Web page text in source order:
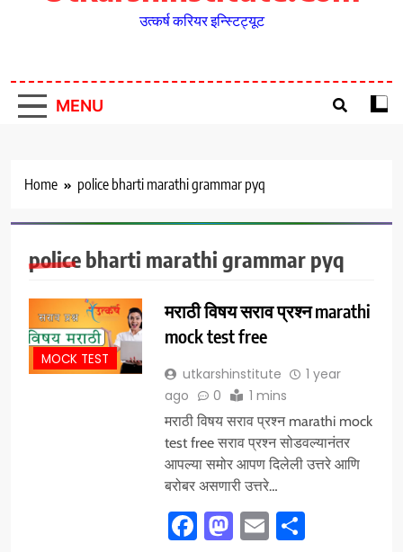
उत्कर्ष करियर इन्स्टिट्यूट
MENU
Home police bharti marathi grammar pyq
police bharti marathi grammar pyq
MOCK TEST
मराठी विषय सराव प्रश्न marathi
mock test free
utkarshinstitute
1 year
ago
0 1 mins
मराठी विषय सराव प्रश्न marathi mock
test free सराव प्रश्न सोडवल्यानंतर
आपल्या समोर आपण दिलेली उत्तरे आणि
बरोबर असणारी उत्तरे…
Facebook
Mastodon
EmailShare